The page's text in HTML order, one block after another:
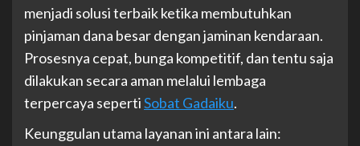
menjadi solusi terbaik ketika membutuhkan
pinjaman dana besar dengan jaminan kendaraan.
Prosesnya cepat, bunga kompetitif, dan tentu saja
dilakukan secara aman melalui lembaga
terpercaya sepertiSobat Gadaiku.
Keunggulan utama layanan ini antara lain: